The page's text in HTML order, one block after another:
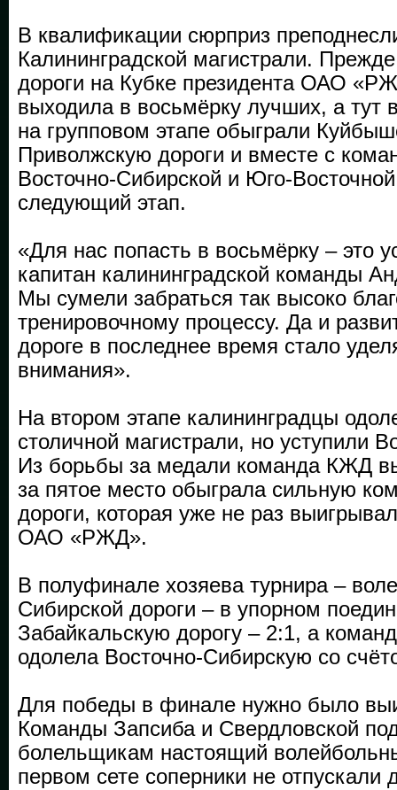
В квалификации сюрприз
Калининградской магистрали.
дороги на Кубке президента ОАО
выходила в восьмёрку лучших, а
на групповом этапе обыграли
Приволжскую дороги и вместе с
Восточно-Сибирской и Юго-
следующий этап.
«Для нас попасть в восьмёрку – это
капитан калининградской команды
Мы сумели забраться так высоко
тренировочному процессу. Да и
дороге в последнее время стало
внимания».
На втором этапе калининградцы
столичной магистрали, но уступили
Из борьбы за медали команда КЖД
за пятое место обыграла сильную
дороги, которая уже не раз
ОАО «РЖД».
В полуфинале хозяева турнира –
Сибирской дороги – в упорном
Забайкальскую дорогу – 2:1, а
одолела Восточно-Сибирскую со
Для победы в финале нужно было
Команды Запсиба и Свердловской
болельщикам настоящий
первом сете соперники не отпускали